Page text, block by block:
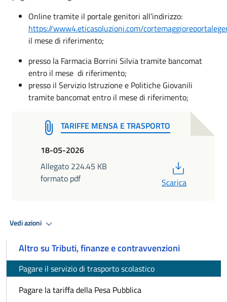
Online tramite il portale genitori all’indirizzo:
https://www4.eticasoluzioni.com/
il mese di riferimento;
presso la Farmacia Borrini Silvia tramite bancomat
entro il mese di riferimento;
presso il Servizio Istruzione e Politiche Giovanili
tramite bancomat entro il mese di riferimento;
TARIFFE MENSA E TRASPORTO
18-05-2026
Allegato 224.45 KB
formato pdf
Scarica
Vedi azioni
Altro su Tributi, finanze e contravvenzioni
Pagare il servizio di trasporto scolastico
Pagare la tariffa della Pesa Pubblica